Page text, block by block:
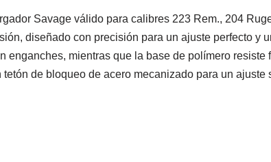
Savage válido para calibres 223 Rem., 204
diseñado con precisión para un ajuste perfecto y
mientras que la base de polímero
de bloqueo de acero mecanizado para un